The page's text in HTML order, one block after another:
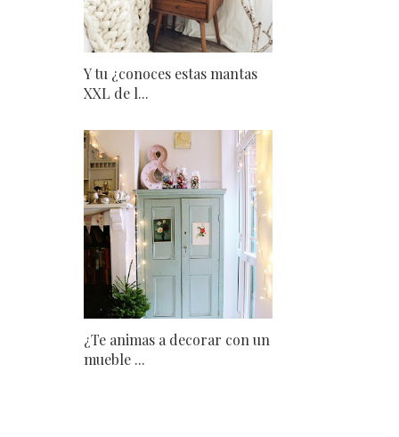
Y tu ¿conoces estas mantas
XXL de l...
¿Te animas a decorar con un
mueble ...